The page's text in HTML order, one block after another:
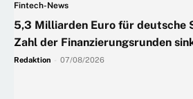
Fintech-News
5,3 Milliarden Euro für deutsche
Zahl der Finanzierungsrunden
Redaktion 07/08/2026